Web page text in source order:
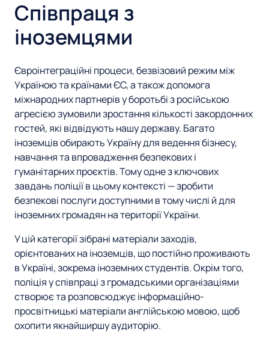
а
р
е
з
у
л
ь
а
а
м
С
п
и
с
о
к
з
н
а
й
д
е
н
о
Співпраця з
іноземцями
Євроінтеграційні процеси, безвізовий режим між
Україною та країнами ЄС, а також допомога
міжнародних партнерів у боротьбі з російською
агресією зумовили зростання кількості закордонних
гостей, які відвідують нашу державу. Багато
іноземців обирають Україну для ведення бізнесу,
навчання та впровадження безпекових і
гуманітарних проєктів. Тому одне з ключових
завдань поліції в цьому контексті — зробити
безпекові послуги доступними в тому числі й для
іноземних громадян на території України.
У цій категорії зібрані матеріали заходів,
орієнтованих на іноземців, що постійно проживають
в Україні, зокрема іноземних студентів. Окрім того,
поліція у співпраці з громадськими організаціями
створює та розповсюджує інформаційно-
просвітницькі матеріали англійською мовою, щоб
охопити якнайширшу аудиторію.